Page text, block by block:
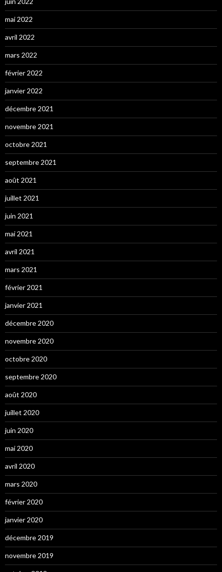
mai 2022
avril 2022
mars 2022
février 2022
janvier 2022
décembre 2021
novembre 2021
octobre 2021
septembre 2021
août 2021
juillet 2021
juin 2021
mai 2021
avril 2021
mars 2021
février 2021
janvier 2021
décembre 2020
novembre 2020
octobre 2020
septembre 2020
août 2020
juillet 2020
juin 2020
mai 2020
avril 2020
mars 2020
février 2020
janvier 2020
décembre 2019
novembre 2019